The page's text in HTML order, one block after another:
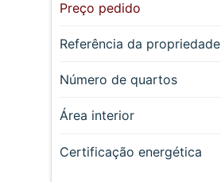
Preço pedido
Referência da propriedade
Número de quartos
Área interior
Certificação energética